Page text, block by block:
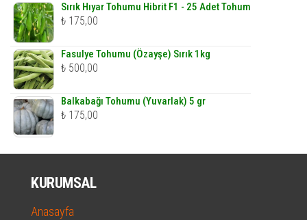
Sırık Hıyar Tohumu Hibrit F1 - 25 Adet Tohum
₺ 175,00
Fasulye Tohumu (Özayşe) Sırık 1kg
₺ 500,00
Balkabağı Tohumu (Yuvarlak) 5 gr
₺ 175,00
KURUMSAL
Anasayfa